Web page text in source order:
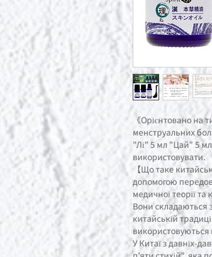
《Орієнтовано на
менструальних
"Лі" 5 мл "Цай" 5
використовувати.
【Що таке
допомогою
медичної теорії та
Вони складаються
китайській
використовуються
У Китаї з давніх-